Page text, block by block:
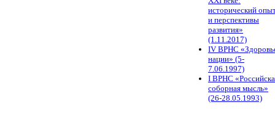
исторический
и перспективы
развития»
(1.11.2017)
IV ВРНС
нации» (5-
7.06.1997)
I ВРНС
соборная мысль»
(26-28.05.1993)